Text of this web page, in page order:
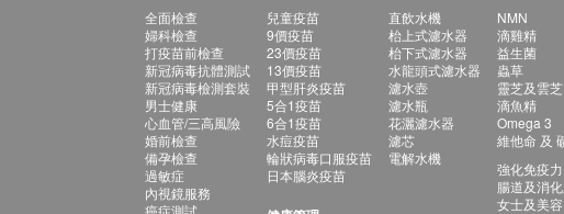
全面檢查
婦科檢查
打疫苗前檢查
新冠病毒抗體測試
新冠病毒檢測套裝
男士健康
心血管/三高風險
婚前檢查
備孕檢查
過敏症
內視鏡服務
癌症測試
兒童疫苗
9價疫苗
23價疫苗
13價疫苗
甲型肝炎疫苗
5合1疫苗
6合1疫苗
水痘疫苗
輪狀病毒口服疫苗
日本腦炎疫苗
直飲水機
枱上式濾水器
枱下式濾水器
水龍頭式濾水器
濾水壺
濾水瓶
花灑濾水器
濾芯
電解水機
NMN
滴雞精
益生菌
蟲草
靈芝及雲芝
滴魚精
Omega 3
維他命 及
強化免疫力
腸道及消
女士及美容